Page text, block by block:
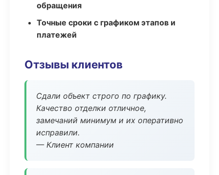
обращения
Точные сроки с графиком этапов и
платежей
Отзывы клиентов
Сдали объект строго по графику.
Качество отделки отличное,
замечаний минимум и их оперативно
исправили.
— Клиент компании